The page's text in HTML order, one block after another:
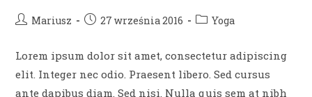
PostMariusz
Post27 września 2016
PostYoga
Lorem ipsum dolor sit amet, consectetur adipiscing
elit. Integer nec odio. Praesent libero. Sed cursus
ante dapibus diam. Sed nisi. Nulla quis sem at nibh